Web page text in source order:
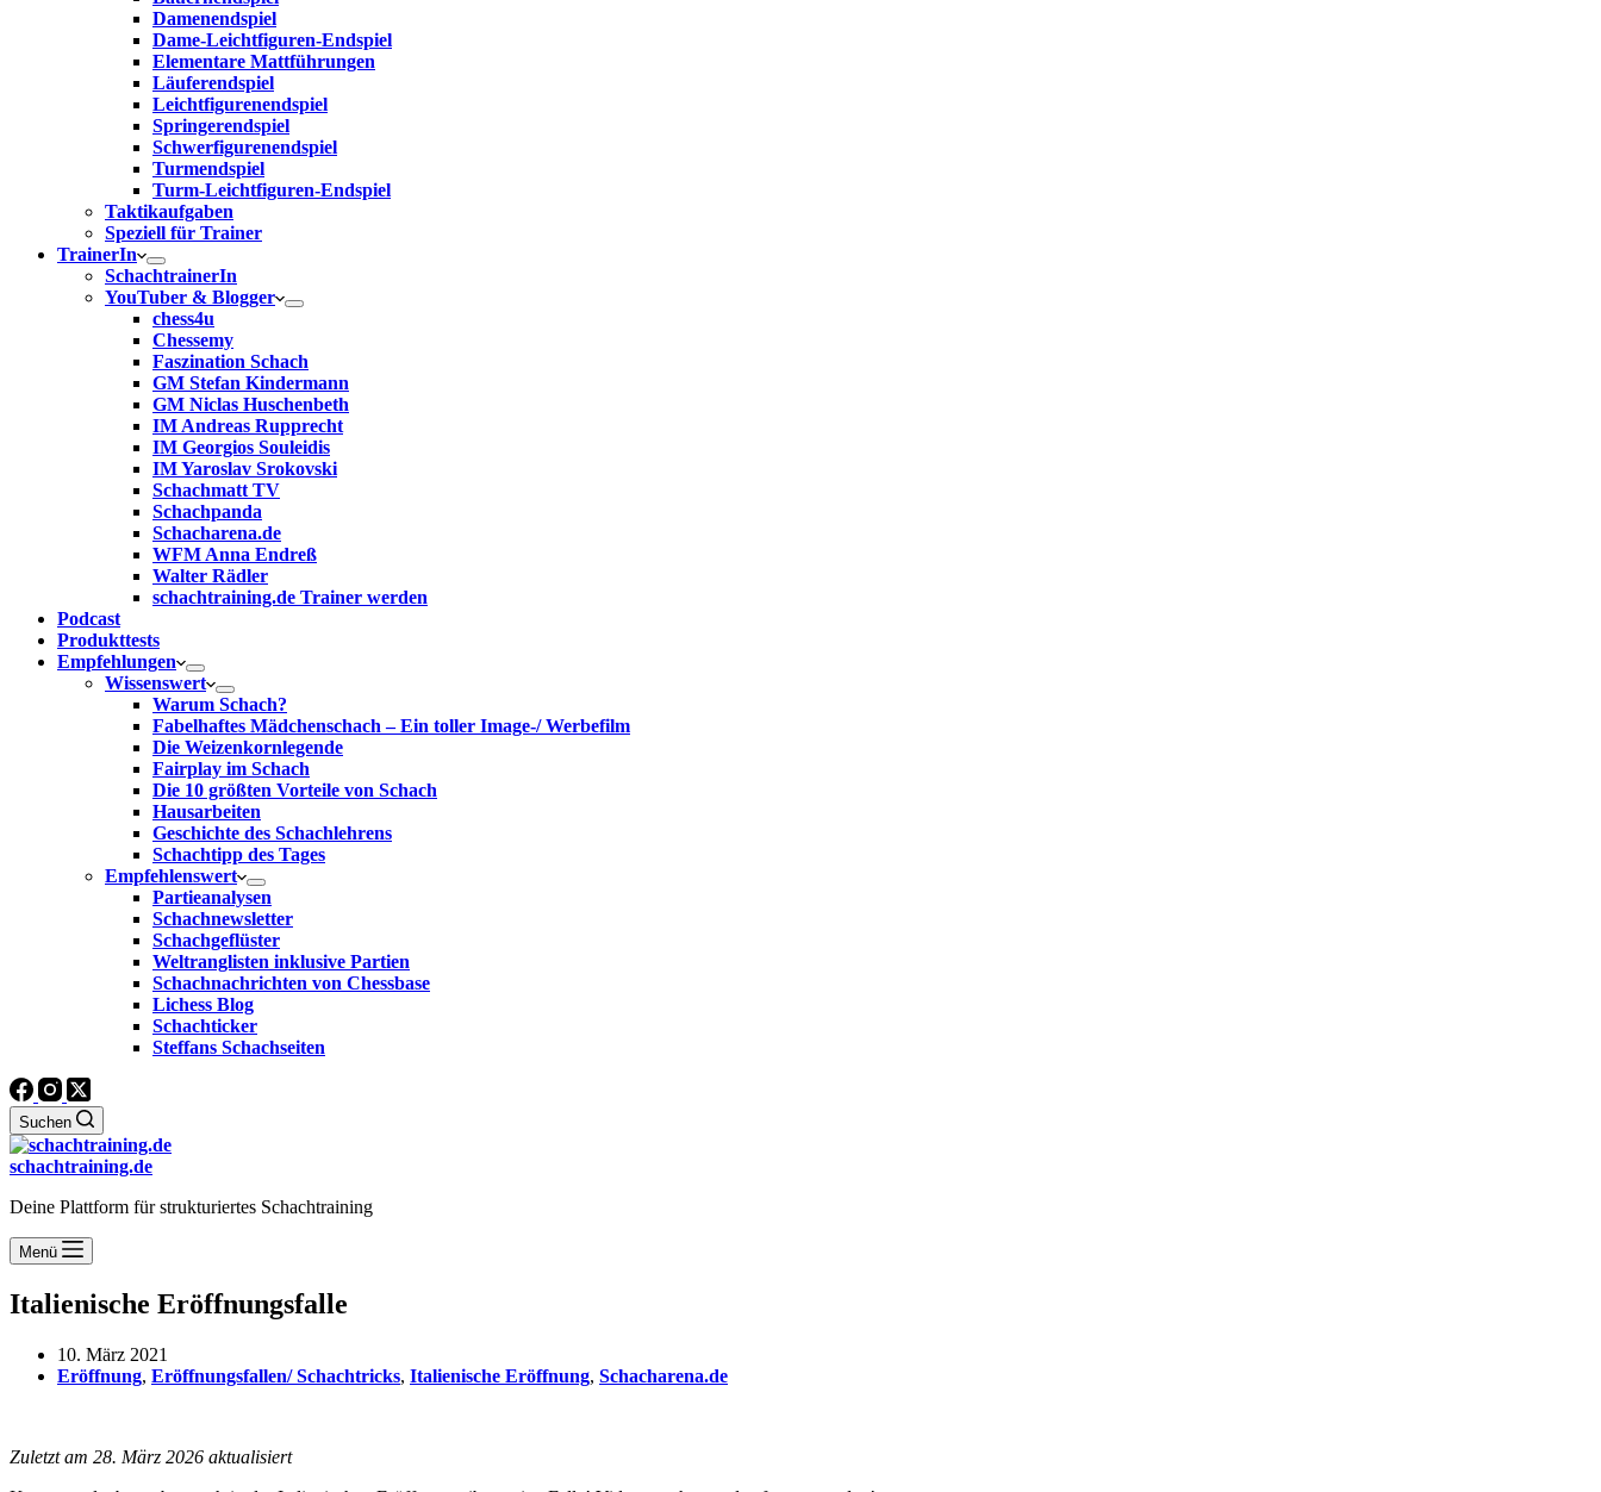
Damenendspiel
Dame-Leichtfiguren-Endspiel
Elementare Mattführungen
Läuferendspiel
Leichtfigurenendspiel
Springerendspiel
Schwerfigurenendspiel
Turmendspiel
Turm-Leichtfiguren-Endspiel
Taktikaufgaben
Speziell für Trainer
TrainerIn
SchachtrainerIn
YouTuber & Blogger
chess4u
Chessemy
Faszination Schach
GM Stefan Kindermann
GM Niclas Huschenbeth
IM Andreas Rupprecht
IM Georgios Souleidis
IM Yaroslav Srokovski
Schachmatt TV
Schachpanda
Schacharena.de
WFM Anna Endreß
Walter Rädler
schachtraining.de Trainer werden
Podcast
Produkttests
Empfehlungen
Wissenswert
Warum Schach?
Fabelhaftes Mädchenschach – Ein toller Image-/ Werbefilm
Die Weizenkornlegende
Fairplay im Schach
Die 10 größten Vorteile von Schach‎
Hausarbeiten
Geschichte des Schachlehrens
Schachtipp des Tages
Empfehlenswert
Partieanalysen
Schachnewsletter
Schachgeflüster
Weltranglisten inklusive Partien
Schachnachrichten von Chessbase
Lichess Blog
Schachticker
Steffans Schachseiten
Suchen
schachtraining.de
Deine Plattform für strukturiertes Schachtraining
Menü
Italienische Eröffnungsfalle
10. März 2021
Eröffnung, Eröffnungsfallen/ Schachtricks, Italienische Eröffnung, Schacharena.de
Zuletzt am 28. März 2026 aktualisiert